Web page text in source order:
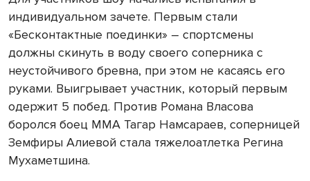
индивидуальном зачете. Первым стали
«Бесконтактные поединки» – спортсмены
должны скинуть в воду своего соперника с
неустойчивого бревна, при этом не касаясь его
руками. Выигрывает участник, который первым
одержит 5 побед. Против Романа Власова
боролся боец ММА Тагар Намсараев, соперницей
Земфиры Алиевой стала тяжелоатлетка Регина
Мухаметшина.